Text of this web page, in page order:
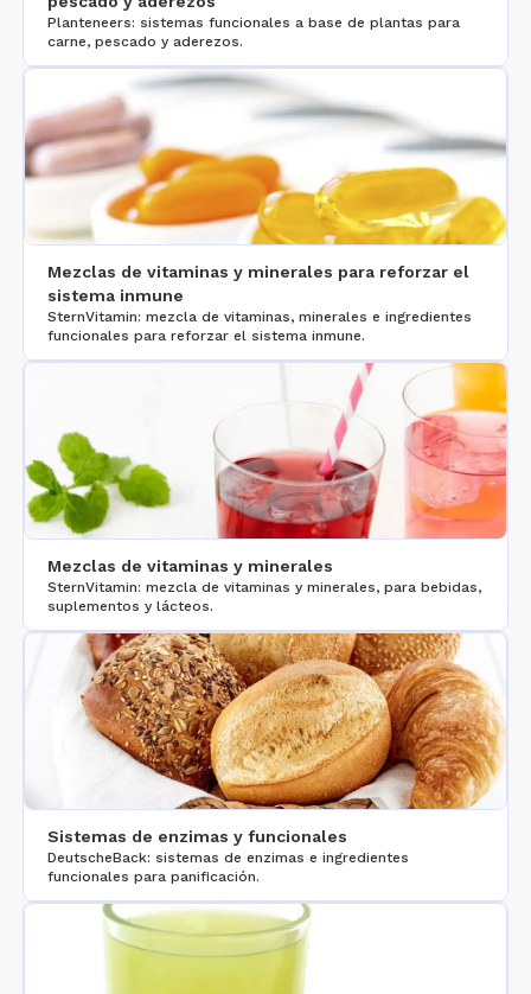
Planteneers: sistemas funcionales a base de plantas para
carne, pescado y aderezos.
Mezclas de vitaminas y minerales para reforzar el
sistema inmune
SternVitamin: mezcla de vitaminas, minerales e ingredientes
funcionales para reforzar el sistema inmune.
Mezclas de vitaminas y minerales
SternVitamin: mezcla de vitaminas y minerales, para bebidas,
suplementos y lácteos.
Sistemas de enzimas y funcionales
DeutscheBack: sistemas de enzimas e ingredientes
funcionales para panificación.